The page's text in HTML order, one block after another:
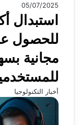
05/07/2025
للحصول
مجانية
أخبار التكنولوجيا